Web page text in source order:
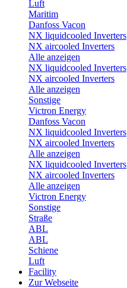
Luft
Maritim
Danfoss Vacon
NX liquidcooled Inverters
NX aircooled Inverters
Alle anzeigen
NX liquidcooled Inverters
NX aircooled Inverters
Alle anzeigen
Sonstige
Victron Energy
Danfoss Vacon
NX liquidcooled Inverters
NX aircooled Inverters
Alle anzeigen
NX liquidcooled Inverters
NX aircooled Inverters
Alle anzeigen
Victron Energy
Sonstige
Straße
ABL
ABL
Schiene
Luft
Facility
Zur Webseite